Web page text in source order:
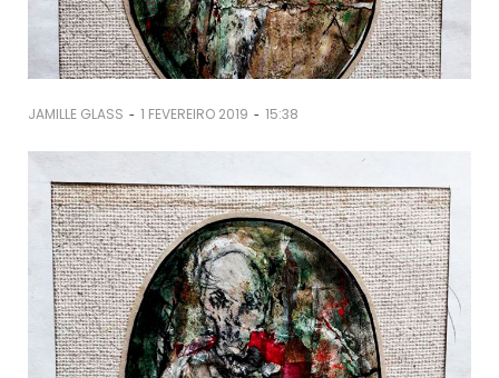
JAMILLE GLASS - 1 FEVEREIRO 2019 - 15:38